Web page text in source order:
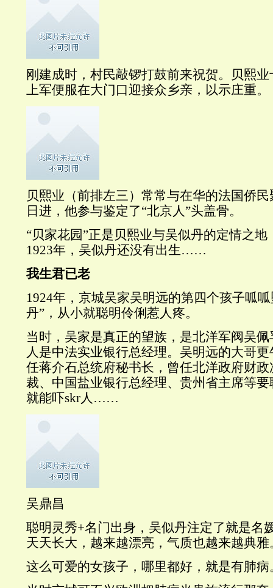
刚建成时，村民敲锣打鼓前来祝贺。贝熙
上军便服在大门口迎接众乡亲，以示庄重。
贝熙业（前排左三）常常与在华的法国侨
日进，他参与鉴定了“北京人”头盖骨。
“贝家花园”正是贝熙业与吴似丹的定情之
1923年，吴似丹还没有出生……
我生君已老
1924年，京城吴家吴明远的第四个孩子呱
丹”，从小就聪明伶俐惹人疼。
当时，吴家是真正的望族，是北洋军阀吴
人是中法实业银行总经理。吴明远的大哥
任蒋介石总统府秘书长，曾任北洋政府财
裁、中国盐业银行总经理、贵州省主席等
就能吓skr人……
吴鼎昌
聪明灵秀+名门出身，吴似丹注定了就是名
天天长大，越来越漂亮，气质也越来越典雅
这么可爱的女孩子，哪里都好，就是有肺病